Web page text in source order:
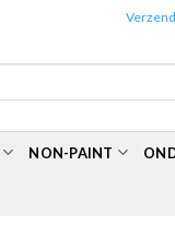
NON-PAINT